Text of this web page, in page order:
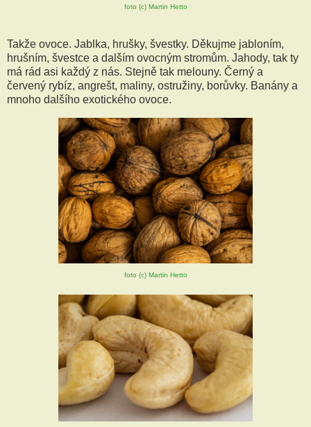
foto (c) Martin Hetto
Takže ovoce. Jablka, hrušky, švestky. Děkujme jabloním,
hrušním, švestce a dalším ovocným stromům. Jahody, tak ty
má rád asi každý z nás. Stejně tak melouny. Černý a
červený rybíz, angrešt, maliny, ostružiny, borůvky. Banány a
mnoho dalšího exotického ovoce.
foto (c) Martin Hetto